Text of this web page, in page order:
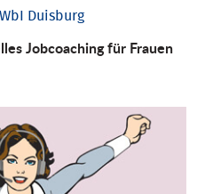
Duisburg
Job­coaching für Frauen